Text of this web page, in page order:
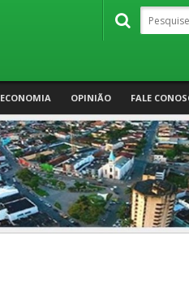
ECONOMIA OPINIÃO FALE